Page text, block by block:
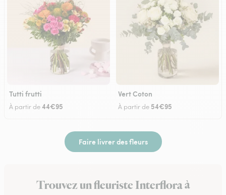
Tutti frutti
À partir de44€95
Vert Coton
À partir de 54€95
Faire livrer des fleurs
Trouvez un fleuriste Interflora à